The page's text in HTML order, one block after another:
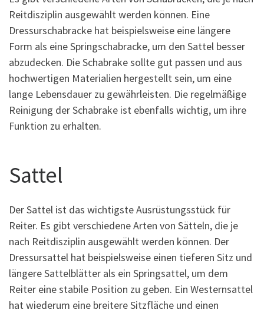
Reitdisziplin ausgewählt werden können. Eine
Dressurschabracke hat beispielsweise eine längere
Form als eine Springschabracke, um den Sattel besser
abzudecken. Die Schabrake sollte gut passen und aus
hochwertigen Materialien hergestellt sein, um eine
lange Lebensdauer zu gewährleisten. Die regelmäßige
Reinigung der Schabrake ist ebenfalls wichtig, um ihre
Funktion zu erhalten.
Sattel
Der Sattel ist das wichtigste Ausrüstungsstück für
Reiter. Es gibt verschiedene Arten von Sätteln, die je
nach Reitdisziplin ausgewählt werden können. Der
Dressursattel hat beispielsweise einen tieferen Sitz und
längere Sattelblätter als ein Springsattel, um dem
Reiter eine stabile Position zu geben. Ein Westernsattel
hat wiederum eine breitere Sitzfläche und einen